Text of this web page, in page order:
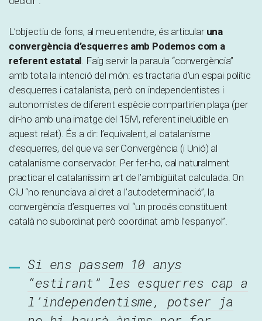
L’objectiu de fons, al meu entendre, és articular una
convergència d’esquerres amb Podemos com a
referent estatal . Faig servir la paraula “convergència”
amb tota la intenció del món: es tractaria d’un espai polític
d’esquerres i catalanista, però on independentistes i
autonomistes de diferent espècie compartirien plaça (per
dir-ho amb una imatge del 15M, referent ineludible en
aquest relat). És a dir: l’equivalent, al catalanisme
d’esquerres, del que va ser Convergència (i Unió) al
catalanisme conservador. Per fer-ho, cal naturalment
practicar el catalaníssim art de l’ambigüitat calculada. On
CiU “no renunciava al dret a l’autodeterminació”, la
convergència d’esquerres vol “un procés constituent
català no subordinat però coordinat amb l’espanyol”.
Si ens passem 10 anys
“estirant” les esquerres cap a
l’independentisme, potser ja